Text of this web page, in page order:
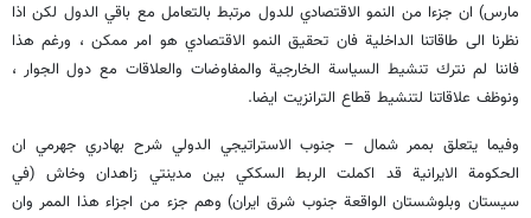
مارس) ان جزءا من النمو الاقتصادي للدول مرتبط بالتعامل مع باقي الدول لكن اذا
نظرنا الى طاقاتنا الداخلية فان تحقيق النمو الاقتصادي هو امر ممكن ، ورغم هذا
فاننا لم نترك تنشيط السياسة الخارجية والمفاوضات والعلاقات مع دول الجوار ،
ونوظف علاقاتنا لتنشيط قطاع الترانزيت ايضا.
وفيما يتعلق بممر شمال – جنوب الاستراتيجي الدولي شرح بهادري جهرمي ان
الحكومة الايرانية قد اكملت الربط السككي بين مدينتي زاهدان وخاش (في
سيستان وبلوشستان الواقعة جنوب شرق ايران) وهم جزء من اجزاء هذا الممر وان